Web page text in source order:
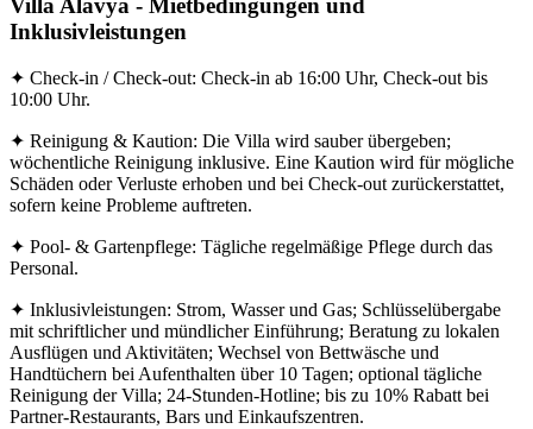
Inklusivleistungen
✦ Check-in / Check-out: Check-in ab 16:00 Uhr, Check-out bis
10:00 Uhr.
✦ Reinigung & Kaution: Die Villa wird sauber übergeben;
wöchentliche Reinigung inklusive. Eine Kaution wird für mögliche
Schäden oder Verluste erhoben und bei Check-out zurückerstattet,
sofern keine Probleme auftreten.
✦ Pool- & Gartenpflege: Tägliche regelmäßige Pflege durch das
Personal.
✦ Inklusivleistungen: Strom, Wasser und Gas; Schlüsselübergabe
mit schriftlicher und mündlicher Einführung; Beratung zu lokalen
Ausflügen und Aktivitäten; Wechsel von Bettwäsche und
Handtüchern bei Aufenthalten über 10 Tagen; optional tägliche
Reinigung der Villa; 24-Stunden-Hotline; bis zu 10% Rabatt bei
Partner-Restaurants, Bars und Einkaufszentren.